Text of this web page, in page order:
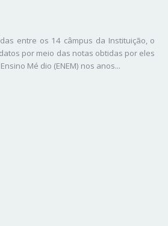
entre os 14 câmpus da Instituição, o
por meio das notas obtidas por eles
Mé dio (ENEM) nos anos...